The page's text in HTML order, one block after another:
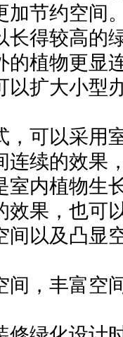
加节约空间
长得较高的
的植物更显
以扩大小型
，可以采用
连续的效果
室内植物生
效果，也可
间以及凸显
间，丰富空